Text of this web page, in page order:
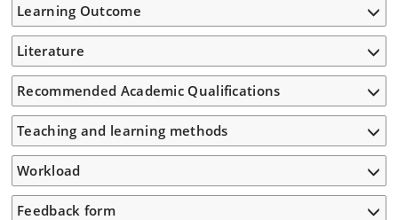
Learning Outcome
Literature
Recommended Academic Qualifications
Teaching and learning methods
Workload
Feedback form